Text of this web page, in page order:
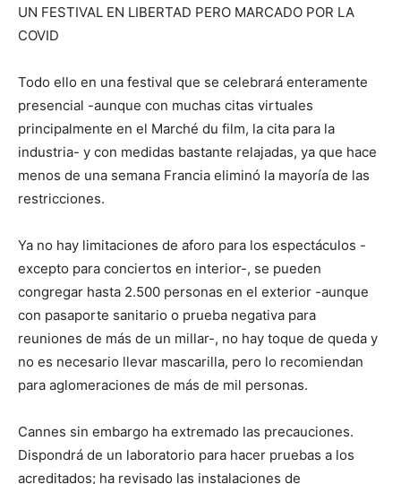
UN FESTIVAL EN LIBERTAD PERO MARCADO POR LA
COVID
Todo ello en una festival que se celebrará enteramente
presencial -aunque con muchas citas virtuales
principalmente en el Marché du film, la cita para la
industria- y con medidas bastante relajadas, ya que hace
menos de una semana Francia eliminó la mayoría de las
restricciones.
Ya no hay limitaciones de aforo para los espectáculos -
excepto para conciertos en interior-, se pueden
congregar hasta 2.500 personas en el exterior -aunque
con pasaporte sanitario o prueba negativa para
reuniones de más de un millar-, no hay toque de queda y
no es necesario llevar mascarilla, pero lo recomiendan
para aglomeraciones de más de mil personas.
Cannes sin embargo ha extremado las precauciones.
Dispondrá de un laboratorio para hacer pruebas a los
acreditados; ha revisado las instalaciones de